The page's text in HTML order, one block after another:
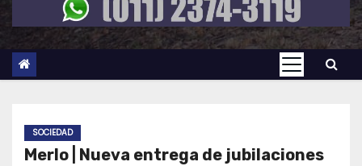
SOCIEDAD
Merlo | Nueva entrega de jubilaciones